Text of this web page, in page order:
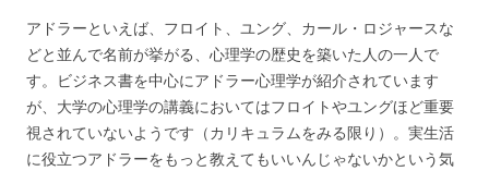
アドラーといえば、フロイト、ユング、カール・ロジャースな
どと並んで名前が挙がる、心理学の歴史を築いた人の一人で
す。ビジネス書を中心にアドラー心理学が紹介されています
が、大学の心理学の講義においてはフロイトやユングほど重要
視されていないようです（カリキュラムをみる限り）。実生活
に役立つアドラーをもっと教えてもいいんじゃないかという気